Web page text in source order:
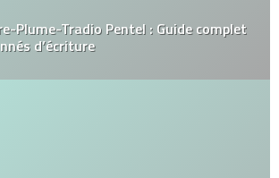
Plume-Tradio Pentel : Guide complet
d’écriture